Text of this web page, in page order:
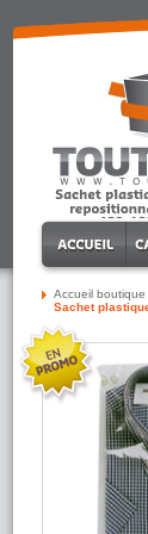
Accueil boutique
Sachet